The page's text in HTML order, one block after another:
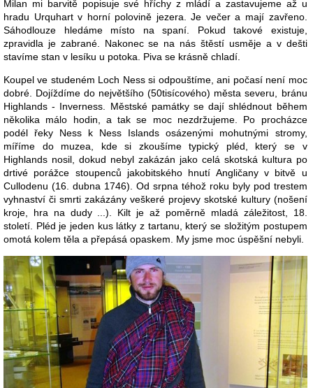
Milan mi barvitě popisuje své hříchy z mládí a zastavujeme až u
hradu Urquhart v horní polovině jezera. Je večer a mají zavřeno.
Sáhodlouze hledáme místo na spaní. Pokud takové existuje,
zpravidla je zabrané. Nakonec se na nás štěstí usměje a v dešti
stavíme stan v lesíku u potoka. Piva se krásně chladí.
Koupel ve studeném Loch Ness si odpouštíme, ani počasí není moc
dobré. Dojíždíme do největšího (50tisícového) města severu, bránu
Highlands - Inverness. Městské památky se dají shlédnout během
několika málo hodin, a tak se moc nezdržujeme. Po procházce
podél řeky Ness k Ness Islands osázenými mohutnými stromy,
míříme do muzea, kde si zkoušíme typický pléd, který se v
Highlands nosil, dokud nebyl zakázán jako celá skotská kultura po
drtivé porážce stoupenců jakobitského hnutí Angličany v bitvě u
Cullodenu (16. dubna 1746). Od srpna téhož roku byly pod trestem
vyhnaství či smrti zakázány veškeré projevy skotské kultury (nošení
kroje, hra na dudy ...). Kilt je až poměrně mladá záležitost, 18.
století. Pléd je jeden kus látky z tartanu, který se složitým postupem
omotá kolem těla a přepásá opaskem. My jsme moc úspěšní nebyli.